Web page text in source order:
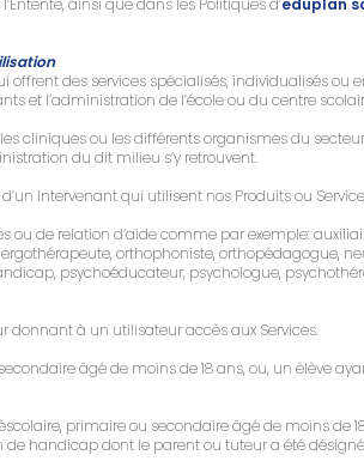
ainsi que dans les Politiques d’eduplan
offrent des services spécialisés, individualisés ou
et l’administration de l’école ou du centre
cliniques ou les différents organismes du
du dit milieu s’y retrouvent.
Intervenant qui utilisent nos Produits ou
ou de relation d’aide comme par exemple:
orthophoniste, orthopédagogue,
psychoéducateur, psychologue,
donnant à un utilisateur accès aux Services.
âgé de moins de 18 ans, ou, un élève
primaire ou secondaire âgé de moins de
de handicap dont le parent ou tuteur a été